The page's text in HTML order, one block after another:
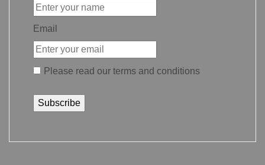
Email
Please read our terms and conditions